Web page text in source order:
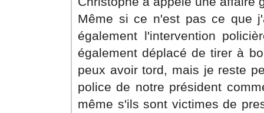
Même si ce n'est pas ce que
également l'intervention
également déplacé de tirer à
peux avoir tord, mais je reste
police de notre président
même s'ils sont victimes de